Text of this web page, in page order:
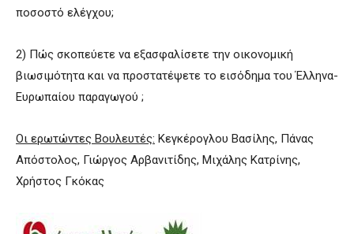
ποσοστό ελέγχου;
2) Πώς σκοπεύετε να εξασφαλίσετε την οικονομική
βιωσιμότητα και να προστατέψετε το εισόδημα του Έλληνα-
Ευρωπαίου παραγωγού ;
Οι ερωτώντες Βουλευτές: Κεγκέρογλου Βασίλης, Πάνας
Απόστολος, Γιώργος Αρβανιτίδης, Μιχάλης Κατρίνης,
Χρήστος Γκόκας